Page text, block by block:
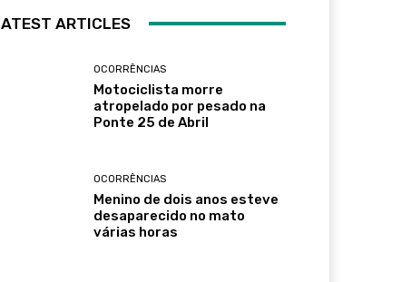
ARTICLES
OCORRÊNCIAS
Motociclista morre
atropelado por pesado na
Ponte 25 de Abril
OCORRÊNCIAS
Menino de dois anos esteve
desaparecido no mato
várias horas